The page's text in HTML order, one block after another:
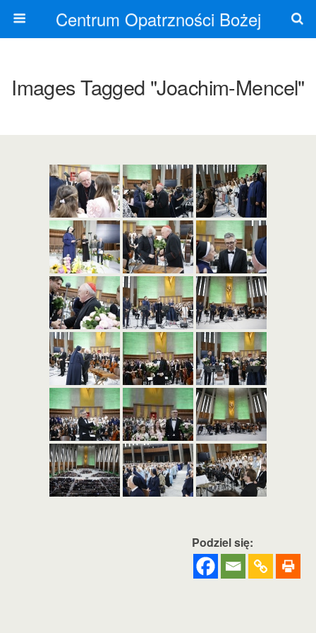
Centrum Opatrzności Bożej
Images Tagged "joachim-Mencel"
Podziel się: